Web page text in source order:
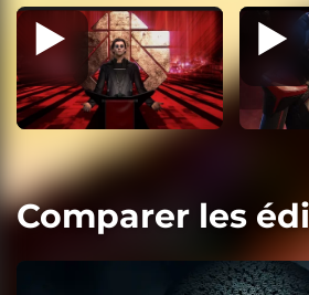
Comparer les